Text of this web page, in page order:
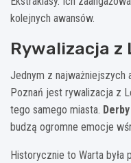
kolejnych awansów.
Rywalizacja z
Jednym z najważniejszych
Poznań jest rywalizacja z
tego samego miasta.
budzą ogromne emocje
Historycznie to Warta była